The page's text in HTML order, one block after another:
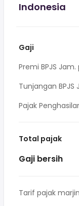
Indonesia
Gaji
Premi BPJS
Tunjangan BPJS
Pajak
Total pajak
Gaji bersih
Tarif pajak